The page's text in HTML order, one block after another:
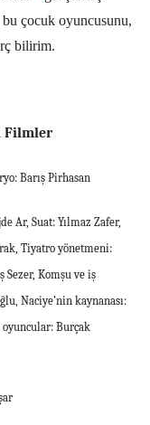
bu çocuk oyuncusunu,
bilirim.
Filmler
Barış Pirhasan
Ar, Suat: Yılmaz Zafer,
Tiyatro yönetmeni:
Sezer, Komşu ve iş
Naciye’nin kaynanası:
oyuncular: Burçak